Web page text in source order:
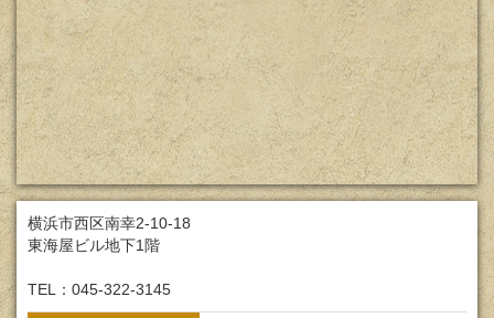
横浜市西区南幸2-10-18
東海屋ビル地下1階
TEL：045-322-3145